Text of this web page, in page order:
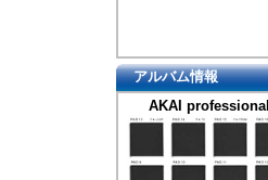
アルバム情報
AKAI professional